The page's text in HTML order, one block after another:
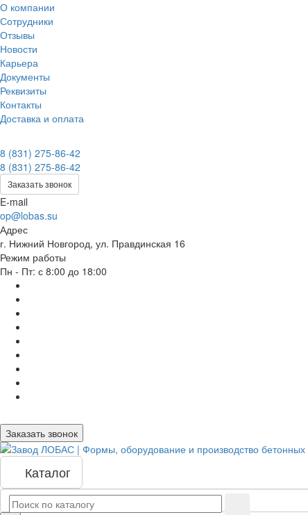
О компании
Сотрудники
Отзывы
Новости
Карьера
Документы
Реквизиты
Контакты
Доставка и оплата
8 (831) 275-86-42
8 (831) 275-86-42
Заказать звонок
E-mail
op@lobas.su
Адрес
г. Нижний Новгород, ул. Правдинская 16
Режим работы
Пн - Пт: с 8:00 до 18:00
Заказать звонок
Каталог